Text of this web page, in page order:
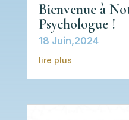
Bienvenue à
Psychologue !
18 Juin,2024
lire plus